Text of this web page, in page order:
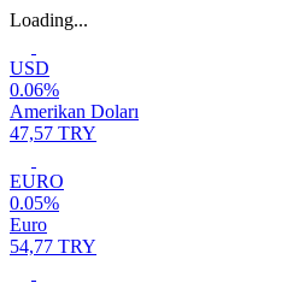
Loading...
USD
0.06%
Amerikan Doları
47,57 TRY
EURO
0.05%
Euro
54,77 TRY